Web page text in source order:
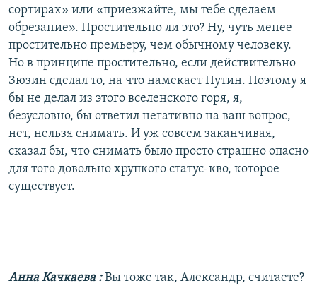
сортирах» или «приезжайте, мы тебе сделаем
обрезание». Простительно ли это? Ну, чуть менее
простительно премьеру, чем обычному человеку.
Но в принципе простительно, если действительно
Зюзин сделал то, на что намекает Путин. Поэтому я
бы не делал из этого вселенского горя, я,
безусловно, бы ответил негативно на ваш вопрос,
нет, нельзя снимать. И уж совсем заканчивая,
сказал бы, что снимать было просто страшно опасно
для того довольно хрупкого статус-кво, которое
существует.
Анна Качкаева : Вы тоже так, Александр, считаете?